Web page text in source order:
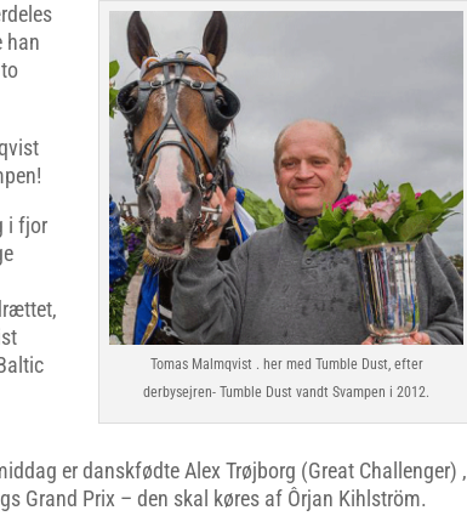
Tomas Malmqvist . her med Tumble Dust, efter
derbysejren- Tumble Dust vandt Svampen i 2012.
han
i fjor
er danskfødte Alex Trøjborg (Great Challenger) ,
Grand Prix – den skal køres af Ôrjan Kihlström.